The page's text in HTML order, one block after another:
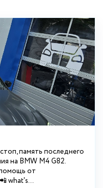
память последнего
на BMW М4 G82.
от
what's...